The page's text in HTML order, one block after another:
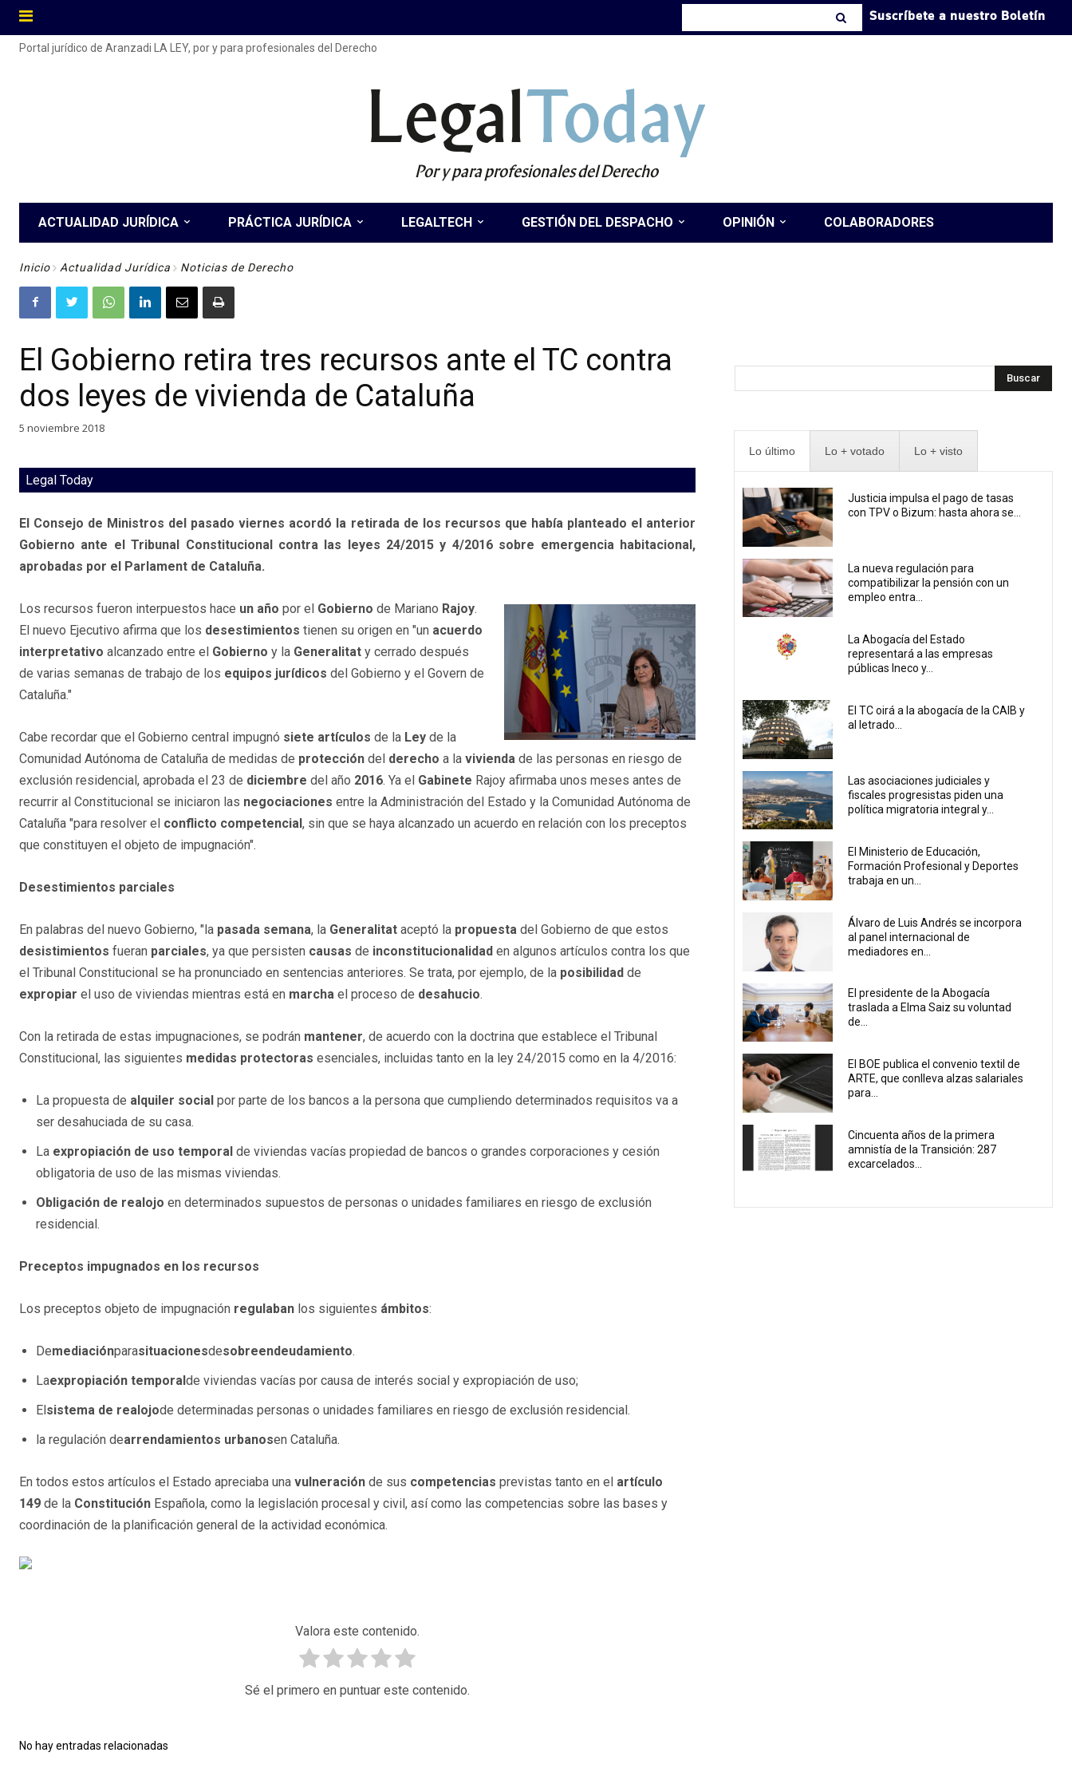
Suscríbete a nuestro Boletín
Portal jurídico de Aranzadi LA LEY, por y para profesionales del Derecho
LegalToday
Por y para profesionales del Derecho
ACTUALIDAD JURÍDICA PRÁCTICA JURÍDICA LEGALTECH GESTIÓN DEL DESPACHO OPINIÓN COLABORADORES
Inicio Actualidad Jurídica Noticias de Derecho
El Gobierno retira tres recursos ante el TC contra
dos leyes de vivienda de Cataluña
5 noviembre 2018
Legal Today
El Consejo de Ministros del pasado viernes acordó la retirada de los recursos que había planteado el anterior
Gobierno ante el Tribunal Constitucional contra las leyes 24/2015 y 4/2016 sobre emergencia habitacional,
aprobadas por el Parlament de Cataluña.
Los recursos fueron interpuestos hace un año por el Gobierno de Mariano Rajoy.
El nuevo Ejecutivo afirma que los desestimientos tienen su origen en "un acuerdo
interpretativo alcanzado entre el Gobierno y la Generalitat y cerrado después
de varias semanas de trabajo de los equipos jurídicos del Gobierno y el Govern de
Cataluña."
Cabe recordar que el Gobierno central impugnó siete artículos de la Ley de la
Comunidad Autónoma de Cataluña de medidas de protección del derecho a la vivienda de las personas en riesgo de
exclusión residencial, aprobada el 23 de diciembre del año 2016. Ya el Gabinete Rajoy afirmaba unos meses antes de
recurrir al Constitucional se iniciaron las negociaciones entre la Administración del Estado y la Comunidad Autónoma de
Cataluña "para resolver el conflicto competencial , sin que se haya alcanzado un acuerdo en relación con los preceptos
que constituyen el objeto de impugnación".
Desestimientos parciales
En palabras del nuevo Gobierno, "la pasada semana, la Generalitat aceptó la propuesta del Gobierno de que estos
desistimientos fueran parciales, ya que persisten causas de inconstitucionalidad en algunos artículos contra los que
el Tribunal Constitucional se ha pronunciado en sentencias anteriores. Se trata, por ejemplo, de la posibilidad de
expropiar el uso de viviendas mientras está en marcha el proceso de desahucio.
Con la retirada de estas impugnaciones, se podrán mantener, de acuerdo con la doctrina que establece el Tribunal
Constitucional, las siguientes medidas protectoras esenciales, incluidas tanto en la ley 24/2015 como en la 4/2016:
La propuesta de alquiler social por parte de los bancos a la persona que cumpliendo determinados requisitos va a
ser desahuciada de su casa.
La expropiación de uso temporal de viviendas vacías propiedad de bancos o grandes corporaciones y cesión
obligatoria de uso de las mismas viviendas.
Obligación de realojo en determinados supuestos de personas o unidades familiares en riesgo de exclusión
residencial.
Preceptos impugnados en los recursos
Los preceptos objeto de impugnación regulaban los siguientes ámbitos:
Demediaciónparasituacionesdesobreendeudamiento.
Laexpropiación temporal de viviendas vacías por causa de interés social y expropiación de uso;
El sistema de realojode determinadas personas o unidades familiares en riesgo de exclusión residencial.
la regulación dearrendamientos urbanosen Cataluña.
En todos estos artículos el Estado apreciaba una vulneración de sus competencias previstas tanto en el artículo
149 de la Constitución Española, como la legislación procesal y civil, así como las competencias sobre las bases y
coordinación de la planificación general de la actividad económica.
Valora este contenido.
Sé el primero en puntuar este contenido.
No hay entradas relacionadas
Buscar
Lo último Lo + votado Lo + visto
Justicia impulsa el pago de tasas
con TPV o Bizum: hasta ahora se...
La nueva regulación para
compatibilizar la pensión con un
empleo entra...
La Abogacía del Estado
representará a las empresas
públicas Ineco y...
El TC oirá a la abogacía de la CAIB y
al letrado...
Las asociaciones judiciales y
fiscales progresistas piden una
política migratoria integral y...
El Ministerio de Educación,
Formación Profesional y Deportes
trabaja en un...
Álvaro de Luis Andrés se incorpora
al panel internacional de
mediadores en...
El presidente de la Abogacía
traslada a Elma Saiz su voluntad
de...
El BOE publica el convenio textil de
ARTE, que conlleva alzas salariales
para...
Cincuenta años de la primera
amnistía de la Transición: 287
excarcelados...